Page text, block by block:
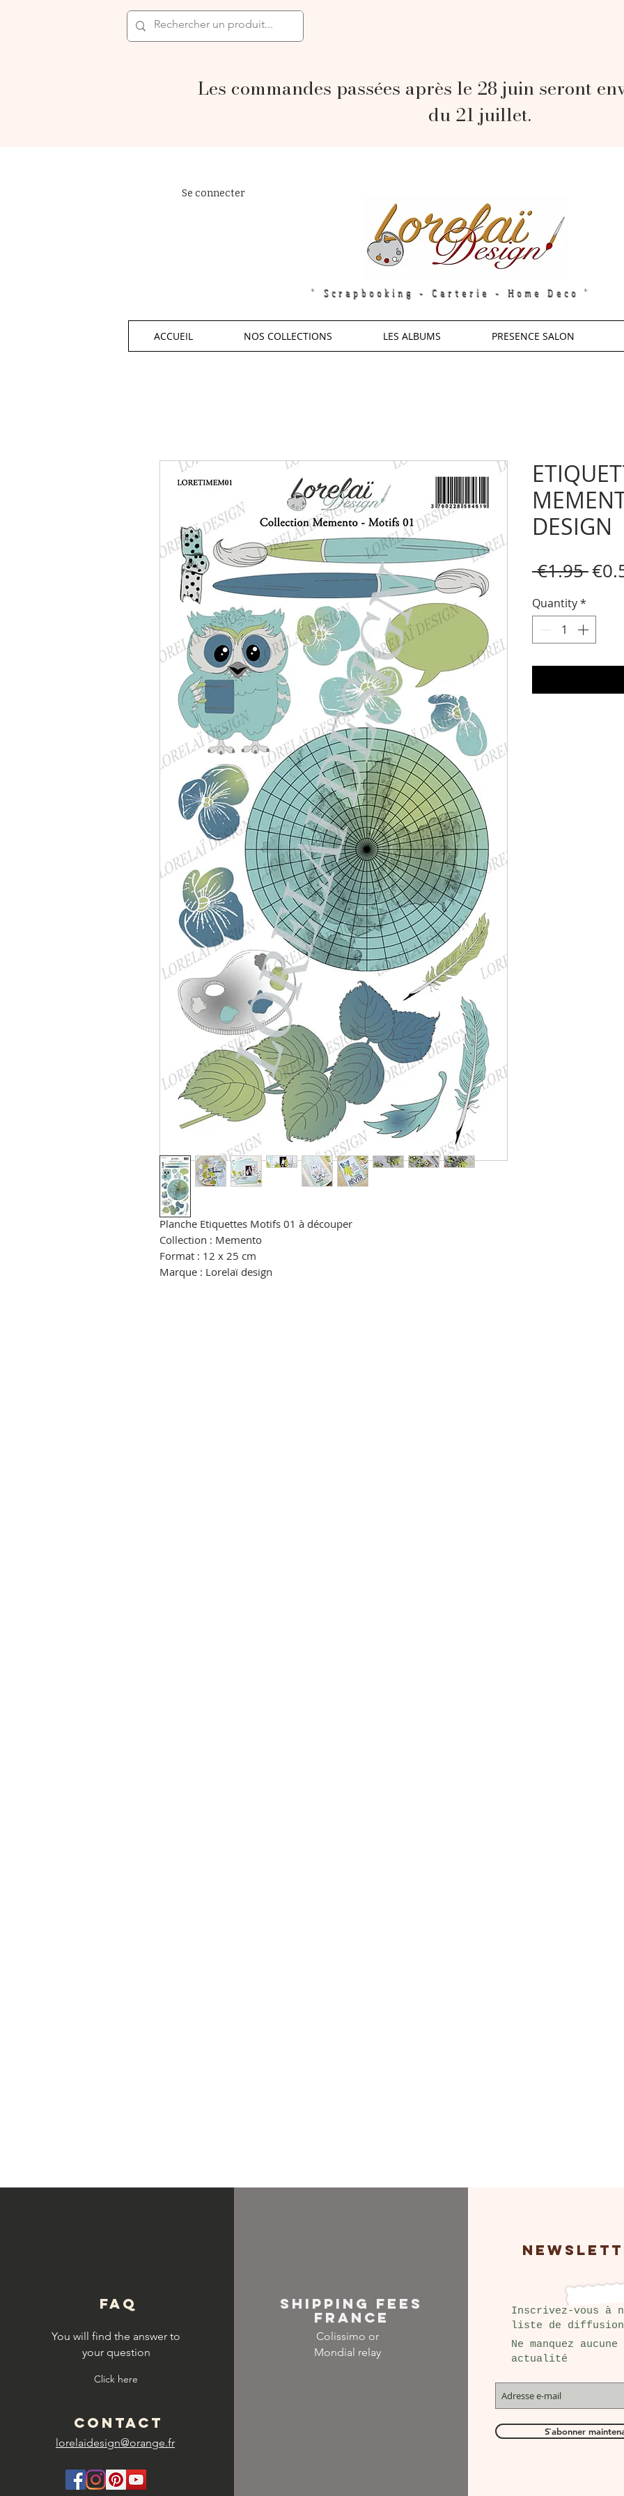
Les commandes passées après le 28 juin seront
du 21 juillet.
Se connecter
" Scrapbooking - Carterie - Home Deco "
Planche Etiquettes Motifs 01 à découper
Collection : Memento
Format : 12 x 25 cm
Marque : Lorelaï design
DESIGN
€1.95
Quantity*
ACCUEIL NOS COLLECTIONS LES ALBUMS PRESENCE SALON
FAQ
You will find the answer to
your question
Click here
CONTACT
lorelaidesign@orange.fr
SHIPPING FEES
FRANCE
Colissimo or
Mondial relay
Inscrivez-vous à
liste de diffusion
Ne manquez aucune
actualité
S`abonner